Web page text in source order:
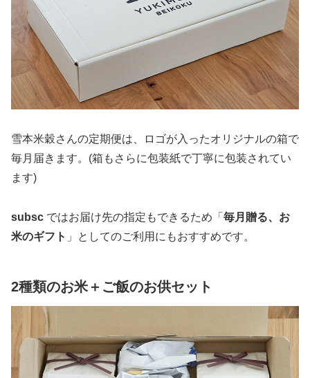
雪本米穀さんの定期便は、ロゴが入ったオリジナルの箱で
毎月届きます。(箱もさらに包装紙で丁寧に包装されてい
ます)
subsc ではお届け先の指定もできるため「 毎月贈る、お
米のギフト 」としてのご利用にもおすすめです。
2種類のお米＋ご飯のお供セット